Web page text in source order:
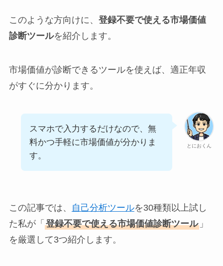
このような方向けに、 登録不要で使える市場価値
診断ツールを紹介します。
市場価値が診断できるツールを使えば、適正年収
がすぐに分かります。
とにおくん
スマホで入力するだけなので、無
料かつ手軽に市場価値が分かりま
す。
この記事では、 自己分析ツールを30種類以上試し
た私が「 登録不要で使える市場価値診断ツール」
を厳選して3つ紹介します。